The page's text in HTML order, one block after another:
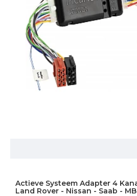
Actieve Systeem Adapter 4
Land Rover - Nissan - Saab -